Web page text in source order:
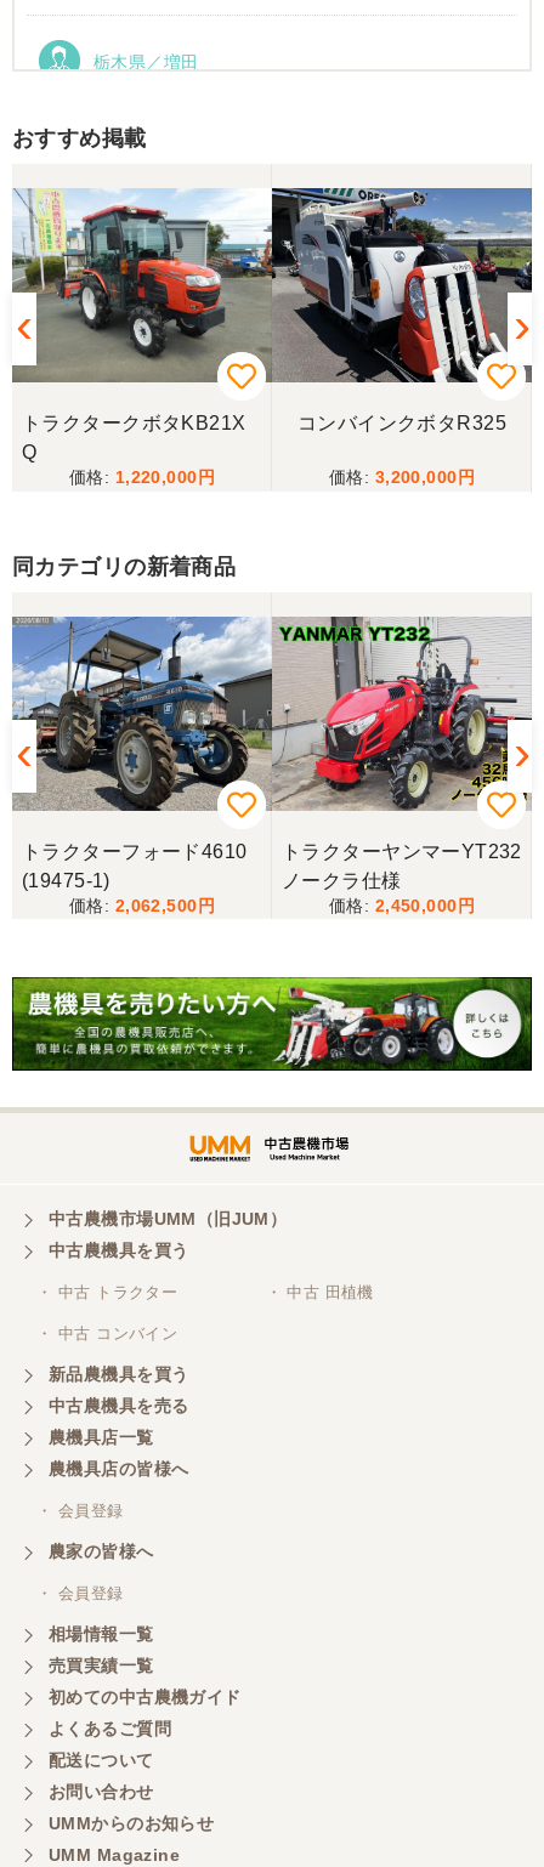
栃木県／増田
おすすめ掲載
トラクタークボタKB21X
Q
1,220,000
コンバインクボタR325
3,200,000
同カテゴリの新着商品
トラクターフォード4610
(19475-1)
2,062,500
トラクターヤンマーYT232
ノークラ仕様
2,450,000
中古農機市場UMM（旧JUM）
中古農機具を買う
・ 中古 トラクター ・ 中古 田植機
・ 中古 コンバイン
新品農機具を買う
中古農機具を売る
農機具店一覧
農機具店の皆様へ
・ 会員登録
農家の皆様へ
・ 会員登録
相場情報一覧
売買実績一覧
初めての中古農機ガイド
よくあるご質問
配送について
お問い合わせ
UMMからのお知らせ
UMM Magazine